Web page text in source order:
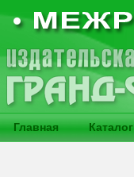
Главная Каталог